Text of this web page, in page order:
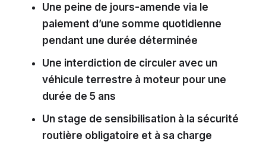
Une peine de jours-amende via le
paiement d’une somme quotidienne
pendant une durée déterminée
Une interdiction de circuler avec un
véhicule terrestre à moteur pour une
durée de 5 ans
Un stage de sensibilisation à la sécurité
routière obligatoire et à sa charge